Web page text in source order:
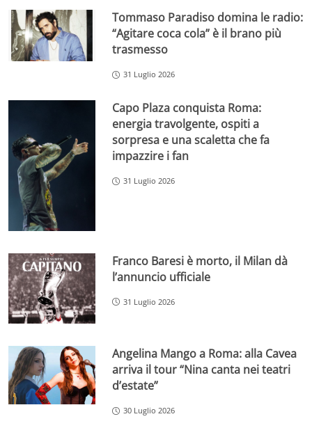
Tommaso Paradiso domina le radio:
“Agitare coca cola” è il brano più
trasmesso
31 Luglio 2026
Capo Plaza conquista Roma:
energia travolgente, ospiti a
sorpresa e una scaletta che fa
impazzire i fan
31 Luglio 2026
Franco Baresi è morto, il Milan dà
l’annuncio ufficiale
31 Luglio 2026
Angelina Mango a Roma: alla Cavea
arriva il tour “Nina canta nei teatri
d’estate”
30 Luglio 2026